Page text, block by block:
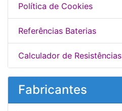
Política de Cookies
Referências Baterias
Calculador de Resistências
Fabricantes